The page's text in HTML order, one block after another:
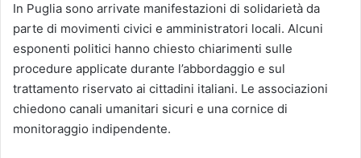
In Puglia sono arrivate manifestazioni di solidarietà da
parte di movimenti civici e amministratori locali. Alcuni
esponenti politici hanno chiesto chiarimenti sulle
procedure applicate durante l’abbordaggio e sul
trattamento riservato ai cittadini italiani. Le associazioni
chiedono canali umanitari sicuri e una cornice di
monitoraggio indipendente.